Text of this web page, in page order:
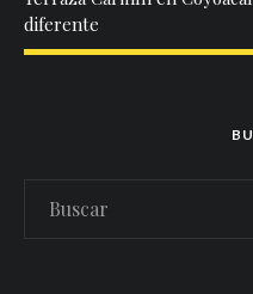
diferente